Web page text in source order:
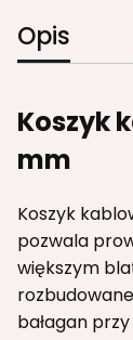
Opis
Koszyk
mm
Koszyk
pozwala
większym
bałagan przy